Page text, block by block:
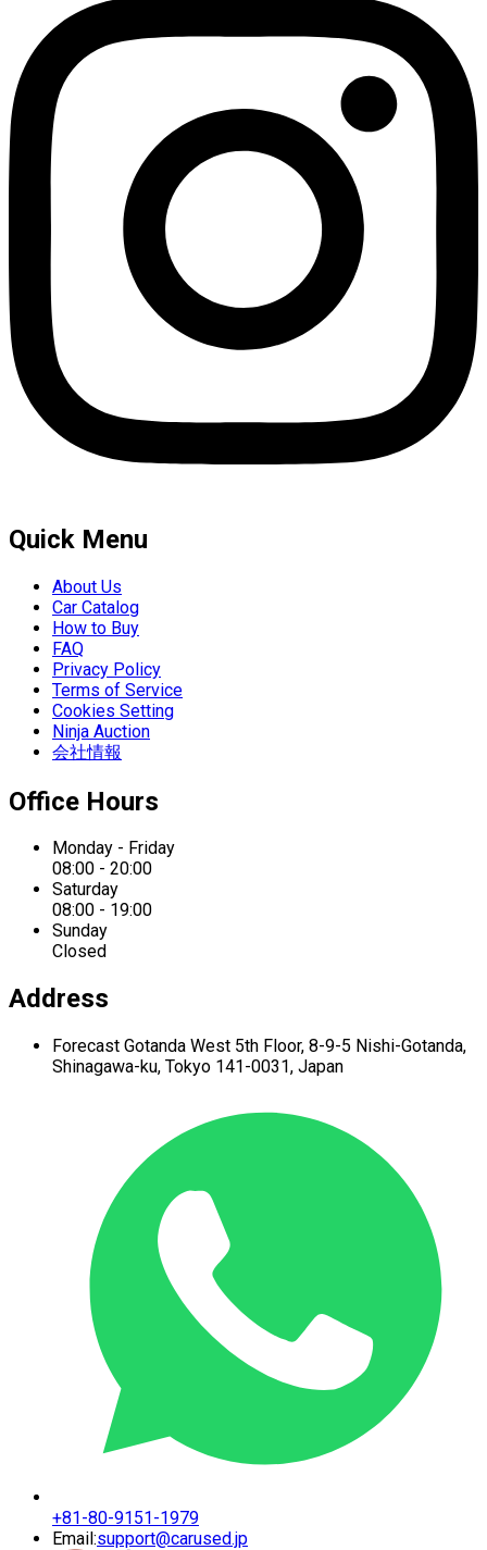
Quick Menu
About Us
Car Catalog
How to Buy
FAQ
Privacy Policy
Terms of Service
Cookies Setting
Ninja Auction
会社情報
Office Hours
Monday - Friday
08:00 - 20:00
Saturday
08:00 - 19:00
Sunday
Closed
Address
Forecast Gotanda West 5th Floor, 8-9-5 Nishi-Gotanda,
Shinagawa-ku, Tokyo 141-0031, Japan
+81-80-9151-1979
Email:support@carused.jp